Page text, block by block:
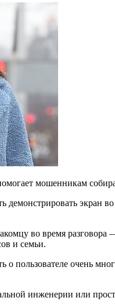
мошенникам
демонстрировать экран
во время
и семьи.
о пользователе очень
инженерии или